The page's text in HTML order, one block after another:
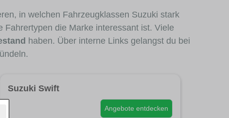
in welchen Fahrzeugklassen Suzuki stark
die Marke interessant ist. Viele
haben. Über interne Links gelangst du bei
Suzuki Swift
Angebote entdecken